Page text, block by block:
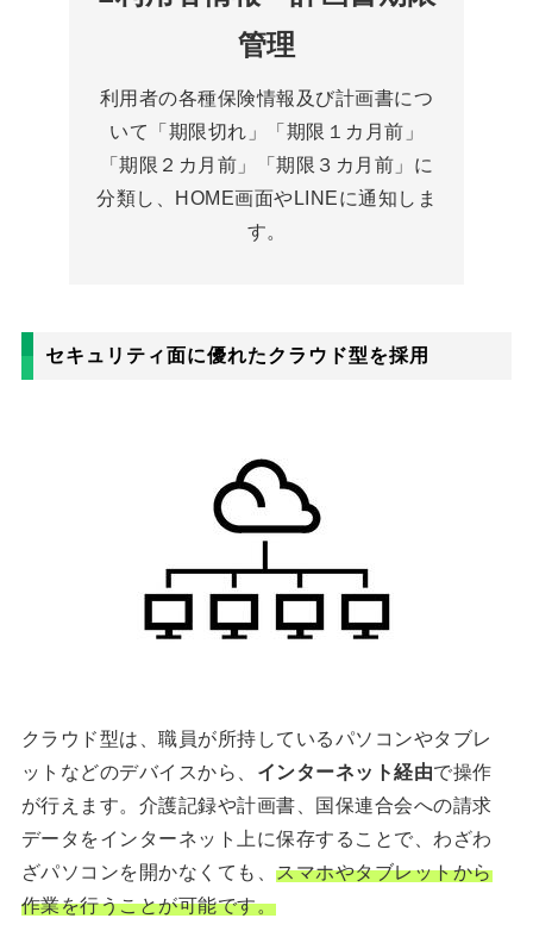
管理
利用者の各種保険情報及び計画書につ
いて「期限切れ」「期限１カ月前」
「期限２カ月前」「期限３カ月前」に
分類し、HOME画面やLINEに通知しま
す。
セキュリティ面に優れたクラウド型を採用
クラウド型は、職員が所持しているパソコンやタブレ
ットなどのデバイスから、 インターネット経由で操作
が行えます。介護記録や計画書、国保連合会への請求
データをインターネット上に保存することで、わざわ
ざパソコンを開かなくても、スマホやタブレットから
作業を行うことが可能です。